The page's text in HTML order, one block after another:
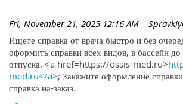
Fri, November 21, 2025 12:16 AM |
Ищете справка от врача быстро и без
оформить справки всех видов, в бассейн до
отпуска. <a href=https://ossis-med.ru>
med.ru</a>; Закажите оформление
справка на-заказ.